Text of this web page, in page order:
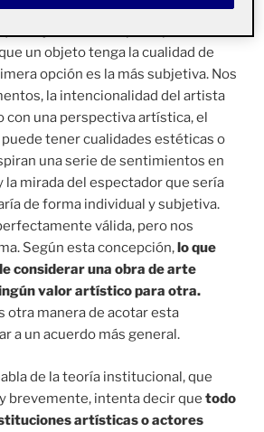
Según lo que en esta charla se
un objeto tenga la cualidad de
opción es la más subjetiva. Nos
la intencionalidad del artista
con una perspectiva artística, el
tener cualidades estéticas o
una serie de sentimientos en
la mirada del espectador que sería
de forma individual y subjetiva.
válida, pero nos
Según esta concepción,lo que
considerar una obra de arte
valor artístico para otra.
otra manera de acotar esta
a un acuerdo más general.
de la teoría institucional, que
brevemente, intenta decir que todo
artísticas o actores